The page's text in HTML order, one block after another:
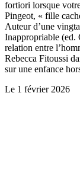
fortiori lorsque
Pingeot, « fille
Auteur d’une
Inappropriable (ed.
relation entre
Rebecca Fitoussi
sur une enfance
Le 1 février 2026